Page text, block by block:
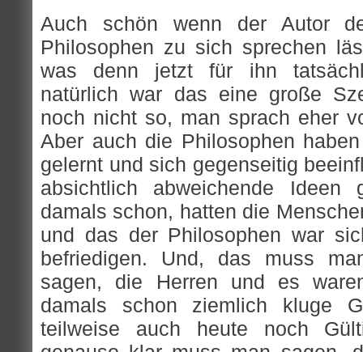
Auch schön wenn der Autor
Philosophen zu sich sprechen
was denn jetzt für ihn
natürlich war das eine große
noch nicht so, man sprach eher
Aber auch die Philosophen
gelernt und sich gegenseitig
absichtlich abweichende Ideen
damals schon, hatten die
und das der Philosophen war
befriedigen. Und, das muss
sagen, die Herren und es
damals schon ziemlich kluge
teilweise auch heute noch